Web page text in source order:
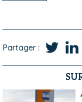
Partager :